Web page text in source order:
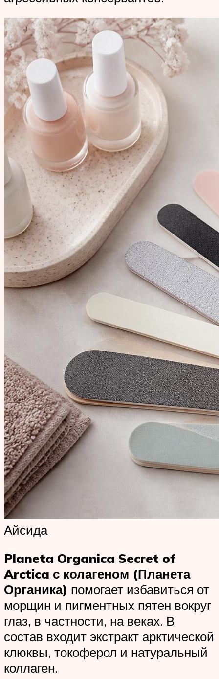
Айсида
Planeta Organica Secret of
Arctica с колагеном (Планета
Органика) помогает избавиться от
морщин и пигментных пятен вокруг
глаз, в частности, на веках. В
состав входит экстракт арктической
клюквы, токоферол и натуральный
коллаген.